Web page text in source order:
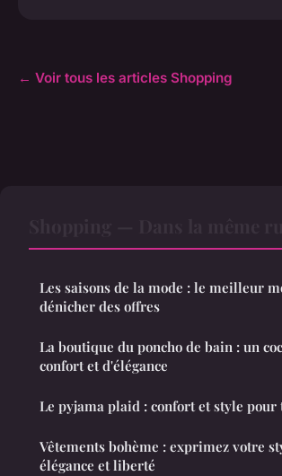
← Voir tous les articles Shopping
Les saisons de la mode : le meilleur
dénicher des offres
La boutique du poncho de bain : un
confort et d'élégance
Le pyjama plaid : confort et style pour
Vêtements bohème : exprimez votre
élégance et liberté